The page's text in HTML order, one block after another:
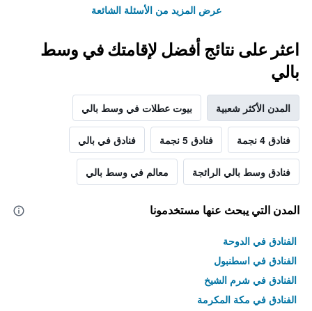
عرض المزيد من الأسئلة الشائعة
اعثر على نتائج أفضل لإقامتك في وسط
بالي
المدن الأكثر شعبية بيوت عطلات في وسط بالي
فنادق 4 نجمة فنادق 5 نجمة فنادق في بالي
فنادق وسط بالي الرائجة معالم في وسط بالي
المدن التي يبحث عنها مستخدمونا
الفنادق في الدوحة
الفنادق في اسطنبول
الفنادق في شرم الشيخ
الفنادق في مكة المكرمة